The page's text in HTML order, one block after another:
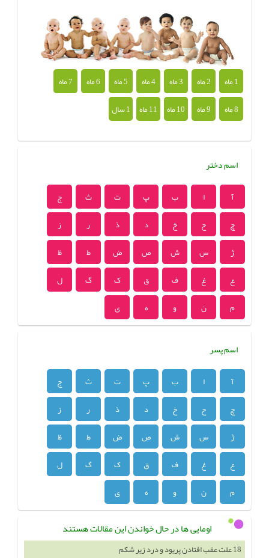
1 ماه 2 ماه 3 ماه 4 ماه 5 ماه 6 ماه
7 ماه
8 ماه
9 ماه 10 ماه 11 ماه 1 سال
اسم دختر
آ ا ب پ ت ث
ج
چ
ح خ د ذ ر
ز
ژ
س ش ص ض ط
ظ
ع
غ ف ق ک گ
ل
م
ن و ه ی
اسم پسر
آ ا ب پ ت ث
ج
چ
ح خ د ذ ر
ز
ژ
س ش ص ض ط
ظ
ع
غ ف ق ک گ
ل
م
ن و ه ی
اومایی ها در حال خواندن این مقالات هستند
18 علت عقب افتادن پریود و درد زیر شکم